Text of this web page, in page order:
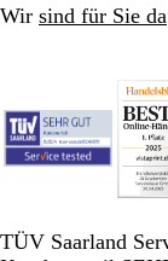
Wir sind für Sie da
TÜV Saarland